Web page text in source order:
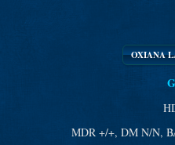
OXIANA
MDR +/+, DM N/N,